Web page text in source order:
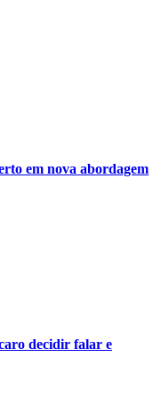
em nova abordagem
decidir falar e